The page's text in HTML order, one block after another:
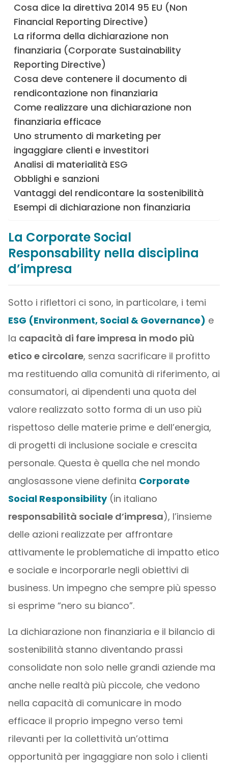
Cosa dice la direttiva 2014 95 EU (Non
Financial Reporting Directive)
La riforma della dichiarazione non
finanziaria (Corporate Sustainability
Reporting Directive)
Cosa deve contenere il documento di
rendicontazione non finanziaria
Come realizzare una dichiarazione non
finanziaria efficace
Uno strumento di marketing per
ingaggiare clienti e investitori
Analisi di materialità ESG
Obblighi e sanzioni
Vantaggi del rendicontare la sostenibilità
Esempi di dichiarazione non finanziaria
La Corporate Social
Responsability nella disciplina
d’impresa
Sotto i riflettori ci sono, in particolare, i temi
ESG (Environment, Social & Governance) e
la capacità di fare impresa in modo più
etico e circolare, senza sacrificare il profitto
ma restituendo alla comunità di riferimento, ai
consumatori, ai dipendenti una quota del
valore realizzato sotto forma di un uso più
rispettoso delle materie prime e dell’energia,
di progetti di inclusione sociale e crescita
personale. Questa è quella che nel mondo
anglosassone viene definita Corporate
Social Responsibility(in italiano
responsabilità sociale d’impresa), l’insieme
delle azioni realizzate per affrontare
attivamente le problematiche di impatto etico
e sociale e incorporarle negli obiettivi di
business. Un impegno che sempre più spesso
si esprime “nero su bianco”.
La dichiarazione non finanziaria e il bilancio di
sostenibilità stanno diventando prassi
consolidate non solo nelle grandi aziende ma
anche nelle realtà più piccole, che vedono
nella capacità di comunicare in modo
efficace il proprio impegno verso temi
rilevanti per la collettività un’ottima
opportunità per ingaggiare non solo i clienti